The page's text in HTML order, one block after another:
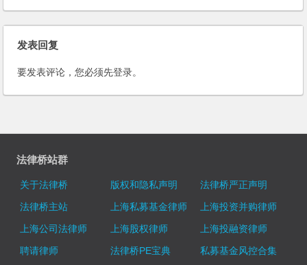
的债务？
发表回复
要发表评论，您必须先登录。
法律桥站群
关于法律桥 版权和隐私声明
法律桥严正声明
法律桥主站
上海私募基金律师
上海投资并购律师
上海公司法律师
上海股权律师
上海投融资律师
聘请律师
法律桥PE宝典
私募基金风控合集